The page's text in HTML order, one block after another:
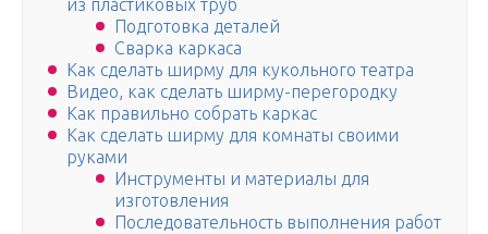
из пластиковых труб
Подготовка деталей
Сварка каркаса
Как сделать ширму для кукольного театра
Видео, как сделать ширму-перегородку
Как правильно собрать каркас
Как сделать ширму для комнаты своими
руками
Инструменты и материалы для
изготовления
Последовательность выполнения работ